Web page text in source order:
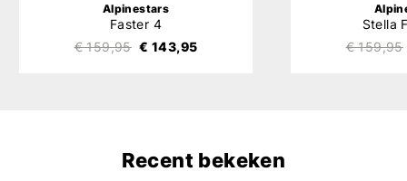
Alpinestars
Faster 4
€ 159,95 € 143,95
Stella
€ 159,95
Recent bekeken